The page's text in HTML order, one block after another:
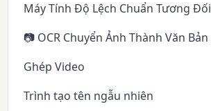
Máy Tính Độ Lệch Chuẩn Tương Đối
📷 OCR Chuyển Ảnh Thành Văn Bản
Ghép Video
Trình tạo tên ngẫu nhiên